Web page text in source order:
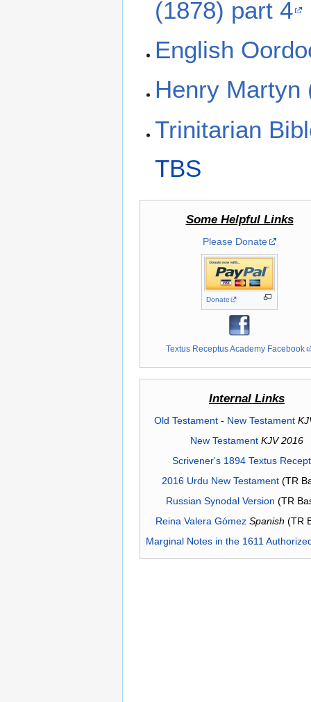
(1878) part 4
English
Henry Martyn
Trinitarian
TBS
Some Helpful Links
Please Donate
Donate
Textus Receptus Academy Facebook
Internal Links
Old Testament- New Testament
New Testament KJV 2016
Scrivener's 1894 Textus
2016 Urdu New Testament(TR
Russian Synodal Version (TR
Reina Valera Gómez Spanish (TR
Marginal Notes in the 1611